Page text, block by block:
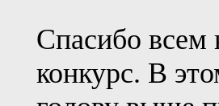
Спасибо всем
конкурс. В